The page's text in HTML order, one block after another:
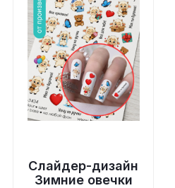
Слайдер-дизайн
Зимние овечки